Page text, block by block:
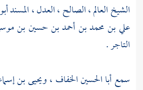
الشيخ العالم ، الصالح ، العدل ، المسند
علي بن محمد بن أحمد بن حسين بن
التاجر .
سمعأبا الحسين الخفاف ،ويحيى بن